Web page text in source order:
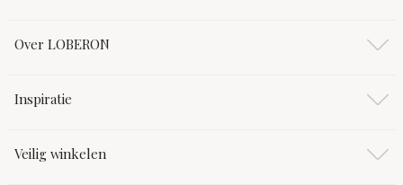
Over LOBERON
Inspiratie
Veilig winkelen